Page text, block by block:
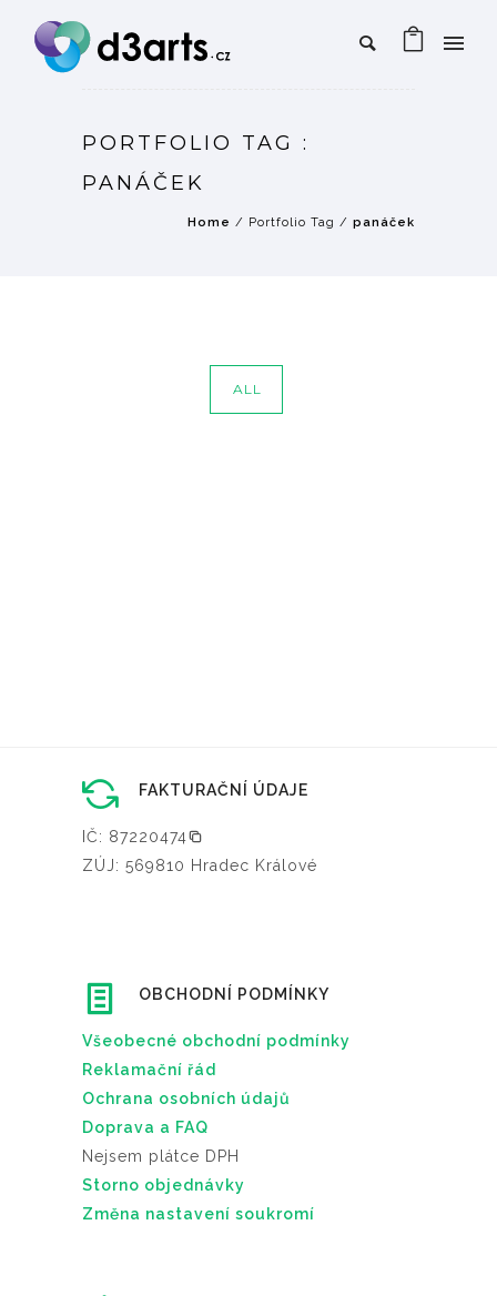
PORTFOLIO TAG :
PANÁČEK
Home / Portfolio Tag / panáček
ALL
FAKTURAČNÍ ÚDAJE
IČ: 87220474
ZÚJ: 569810 Hradec Králové
OBCHODNÍ PODMÍNKY
Všeobecné obchodní podmínky
Reklamační řád
Ochrana osobních údajů
Doprava a FAQ
Nejsem plátce DPH
Storno objednávky
Změna nastavení soukromí